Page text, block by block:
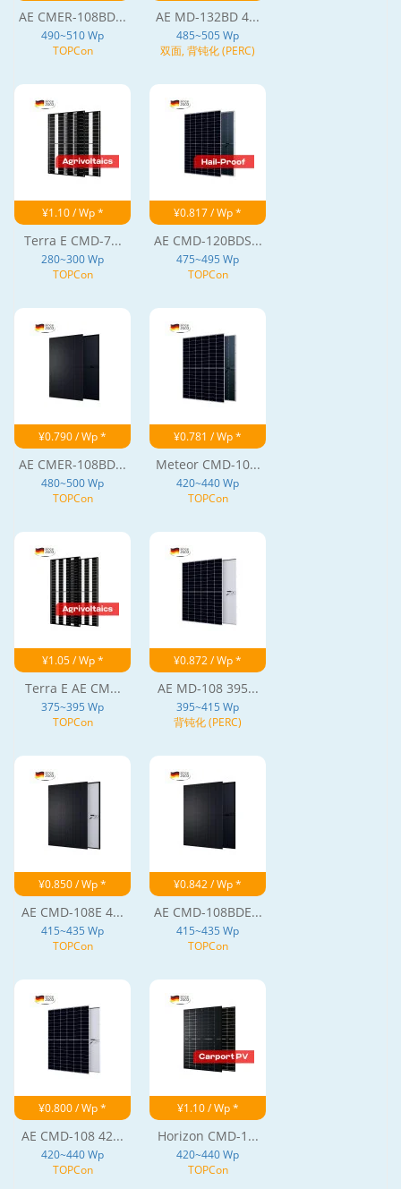
AE CMER-108BD...
490~510 Wp
TOPCon
AE MD-132BD 4...
485~505 Wp
双面, 背钝化 (PERC)
¥1.10 / Wp *
Terra E CMD-7...
280~300 Wp
TOPCon
¥0.817 / Wp *
AE CMD-120BDS...
475~495 Wp
TOPCon
¥0.790 / Wp *
AE CMER-108BD...
480~500 Wp
TOPCon
¥0.781 / Wp *
Meteor CMD-10...
420~440 Wp
TOPCon
¥1.05 / Wp *
Terra E AE CM...
375~395 Wp
TOPCon
¥0.872 / Wp *
AE MD-108 395...
395~415 Wp
背钝化 (PERC)
¥0.850 / Wp *
AE CMD-108E 4...
415~435 Wp
TOPCon
¥0.842 / Wp *
AE CMD-108BDE...
415~435 Wp
TOPCon
¥0.800 / Wp *
AE CMD-108 42...
420~440 Wp
TOPCon
¥1.10 / Wp *
Horizon CMD-1...
420~440 Wp
TOPCon